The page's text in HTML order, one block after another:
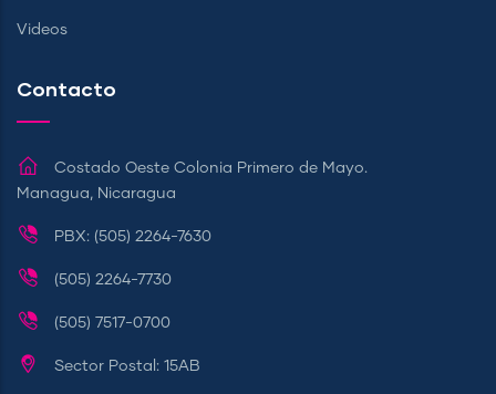
Videos
Contacto
Costado Oeste Colonia Primero de Mayo.
Managua, Nicaragua
PBX: (505) 2264-7630
(505) 2264-7730
(505) 7517-0700
Sector Postal: 15AB